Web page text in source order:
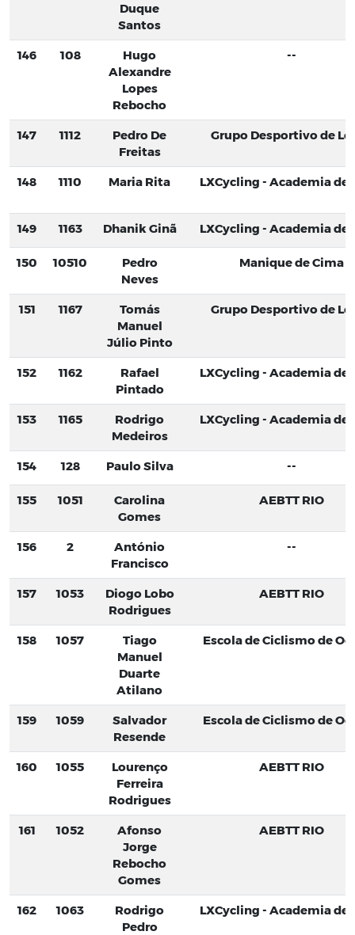
Duque
Santos
146 108
Hugo
Alexandre
Lopes
Rebocho
--
147 1112
Pedro De
Freitas
Grupo Desportivo de
148 1110 Maria Rita LXCycling - Academia de
149 1163 Dhanik Ginã LXCycling - Academia de
150 10510
Pedro
Neves
Manique de Cima
151 1167
Tomás
Manuel
Júlio Pinto
Grupo Desportivo de
152 1162
Rafael
Pintado
LXCycling - Academia de
153 1165
Rodrigo
Medeiros
LXCycling - Academia de
154 128 Paulo Silva --
155 1051
Carolina
Gomes
AEBTT RIO
156 2
António
Francisco
--
157 1053
Diogo Lobo
Rodrigues
AEBTT RIO
158 1057
Tiago
Manuel
Duarte
Atilano
Escola de Ciclismo de
159 1059
Salvador
Resende
Escola de Ciclismo de
160 1055
Lourenço
Ferreira
Rodrigues
AEBTT RIO
161 1052
Afonso
Jorge
Rebocho
Gomes
AEBTT RIO
162 1063
Rodrigo
Pedro
LXCycling - Academia de